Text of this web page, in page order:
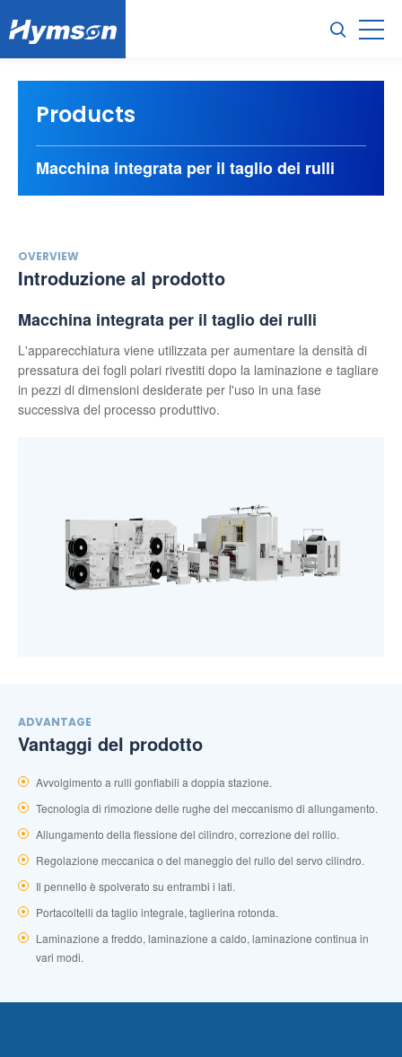
Products
Macchina integrata per il taglio dei rulli
OVERVIEW
Introduzione al prodotto
Macchina integrata per il taglio dei rulli
L'apparecchiatura viene utilizzata per aumentare la densità di
pressatura dei fogli polari rivestiti dopo la laminazione e tagliare
in pezzi di dimensioni desiderate per l'uso in una fase
successiva del processo produttivo.
ADVANTAGE
Vantaggi del prodotto
Avvolgimento a rulli gonfiabili a doppia stazione.
Tecnologia di rimozione delle rughe del meccanismo di allungamento.
Allungamento della flessione del cilindro, correzione del rollio.
Regolazione meccanica o del maneggio del rullo del servo cilindro.
Il pennello è spolverato su entrambi i lati.
Portacoltelli da taglio integrale, taglierina rotonda.
Laminazione a freddo, laminazione a caldo, laminazione continua in
vari modi.